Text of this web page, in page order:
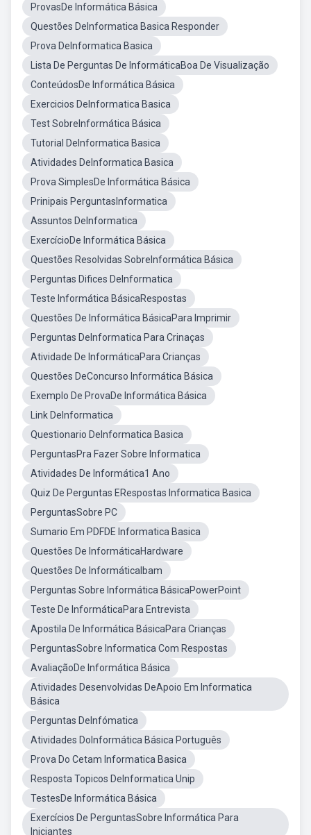
ProvasDe Informática Básica
Questões DeInformatica Basica Responder
Prova DeInformatica Basica
Lista De Perguntas De InformáticaBoa De Visualização
ConteúdosDe Informática Básica
Exercicios DeInformatica Basica
Test SobreInformática Básica
Tutorial DeInformatica Basica
Atividades DeInformatica Basica
Prova SimplesDe Informática Básica
Prinipais PerguntasInformatica
Assuntos DeInformatica
ExercícioDe Informática Básica
Questões Resolvidas SobreInformática Básica
Perguntas Difices DeInformatica
Teste Informática BásicaRespostas
Questões De Informática BásicaPara Imprimir
Perguntas DeInformatica Para Crinaças
Atividade De InformáticaPara Crianças
Questões DeConcurso Informática Básica
Exemplo De ProvaDe Informática Básica
Link DeInformatica
Questionario DeInformatica Basica
PerguntasPra Fazer Sobre Informatica
Atividades De Informática1 Ano
Quiz De Perguntas ERespostas Informatica Basica
PerguntasSobre PC
Sumario Em PDFDE Informatica Basica
Questões De InformáticaHardware
Questões De InformáticaIbam
Perguntas Sobre Informática BásicaPowerPoint
Teste De InformáticaPara Entrevista
Apostila De Informática BásicaPara Crianças
PerguntasSobre Informatica Com Respostas
AvaliaçãoDe Informática Básica
Atividades Desenvolvidas DeApoio Em Informatica
Básica
Perguntas DeInfómatica
Atividades DoInformática Básica Português
Prova Do Cetam Informatica Basica
Resposta Topicos DeInformatica Unip
TestesDe Informática Básica
Exercícios De PerguntasSobre Informática Para
Iniciantes